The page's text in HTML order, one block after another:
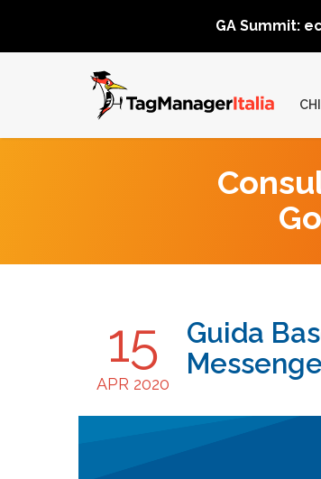
GA Summit:
15
APR 2020
Guida